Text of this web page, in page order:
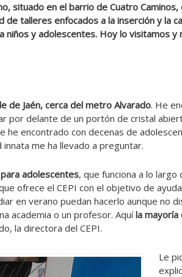
situado en el barrio de Cuatro
de talleres enfocados a la inserción y la
niños y adolescentes. Hoy lo visitamos
de Jaén, cerca del metro Alvarado. He
por delante de un portón de cristal
he encontrado con decenas de
me ha llevado a preguntar.
adolescentes, que funciona a lo
ofrece el CEPI con el objetivo de
en verano puedan hacerlo aunque no
academia o un profesor. Aquíla
la directora del CEPI.
Le